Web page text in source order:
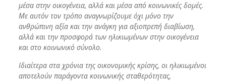
μέσα στην οικογένεια, αλλά και μέσα από κοινωνικές δομές.
Με αυτόν τον τρόπο αναγνωρίζουμε όχι μόνο την
ανθρώπινη αξία και την ανάγκη για αξιοπρεπή διαβίωση,
αλλά και την προσφορά των ηλικιωμένων στην οικογένεια
και στο κοινωνικό σύνολο.
Ιδιαίτερα στα χρόνια της οικονομικής κρίσης, οι ηλικιωμένοι
αποτελούν παράγοντα κοινωνικής σταθερότητας,